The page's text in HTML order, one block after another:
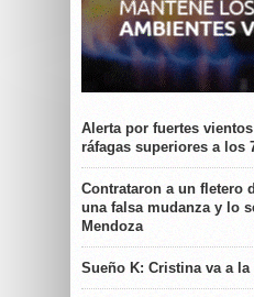
Alerta por fuertes
ráfagas superiores a los
Contrataron a un fletero
una falsa mudanza y lo
Mendoza
Sueño K: Cristina va a